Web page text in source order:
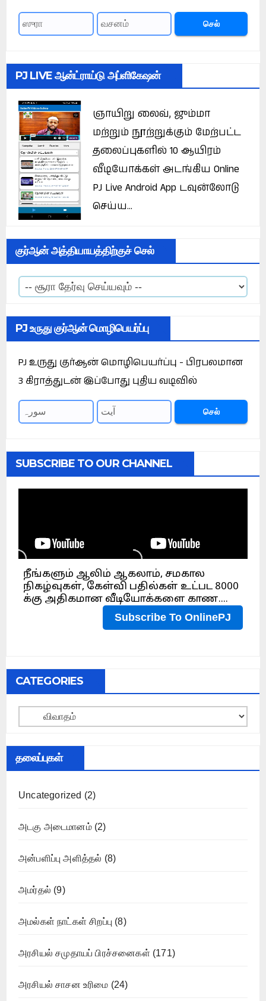
செல்
PJ LIVE ஆன்ட்ராய்டு அப்ளிகேஷன்
ஞாயிறு லைவ், ஜும்மா
மற்றும் நூற்றுக்கும் மேற்பட்ட
தலைப்புகளில் 10 ஆயிரம்
வீடியோக்கள் அடங்கிய Online
PJ Live Android App டவுன்லோடு
செய்ய...
குர்ஆன் அத்தியாயத்திற்குச் செல்
PJ உருது குர்ஆன் மொழிபெயர்ப்பு
PJ உருது குர்ஆன் மொழிபெயர்ப்பு - பிரபலமான
3 கிராத்துடன் இப்போது புதிய வடிவில்
செல்
SUBSCRIBE TO OUR CHANNEL
CATEGORIES
Categories
தலைப்புகள்
Uncategorized (2)
அடகு அடைமானம்(2)
அன்பளிப்பு அளித்தல் (8)
அமர்தல் (9)
அமல்கள் நாட்கள் சிறப்பு (8)
அரசியல் சமுதாயப் பிரச்சனைகள் (171)
அரசியல் சாசன உரிமை (24)